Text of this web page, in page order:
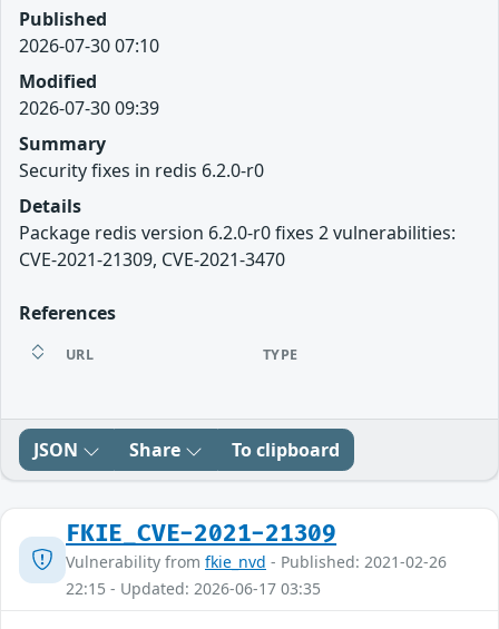
Published
2026-07-30 07:10
Modified
2026-07-30 09:39
Summary
Security fixes in redis 6.2.0-r0
Details
Package redis version 6.2.0-r0 fixes 2 vulnerabilities:
CVE-2021-21309, CVE-2021-3470
References
URL TYPE
JSON Share To clipboard
FKIE_CVE-2021-21309
Vulnerability from fkie_nvd - Published: 2021-02-26
22:15 - Updated: 2026-06-17 03:35